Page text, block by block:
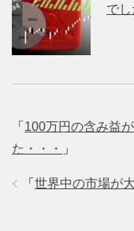
でし
「 100万円の含み益
た・・・
」
「 世界中の市場が